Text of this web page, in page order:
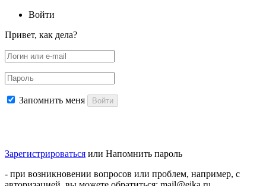
Войти
Привет, как дела?
Запомнить меня Войти
Зарегистрироваться или Напомнить пароль
- при возникновении вопросов или проблем, например, с